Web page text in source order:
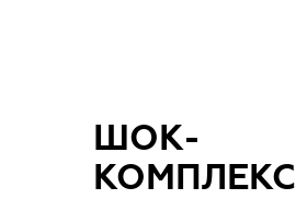
ШОК-
КОМПЛЕКС